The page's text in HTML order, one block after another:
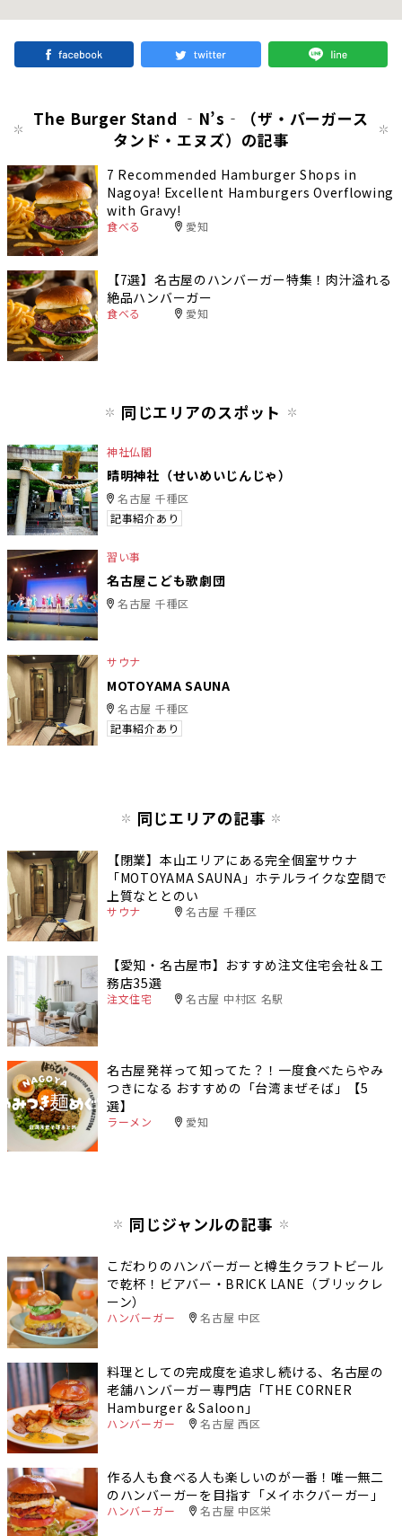
The Burger Stand ‐N’s‐（ザ・バーガース
タンド・エヌズ）の記事
7 Recommended Hamburger Shops in
Nagoya! Excellent Hamburgers Overflowing
with Gravy!
食べる 愛知
【7選】名古屋のハンバーガー特集！肉汁溢れる
絶品ハンバーガー
食べる 愛知
同じエリアのスポット
神社仏閣
晴明神社（せいめいじんじゃ）
名古屋 千種区
記事紹介あり
習い事
名古屋こども歌劇団
名古屋 千種区
サウナ
MOTOYAMA SAUNA
名古屋 千種区
記事紹介あり
同じエリアの記事
【閉業】本山エリアにある完全個室サウナ
「MOTOYAMA SAUNA」ホテルライクな空間で
上質なととのい
サウナ 名古屋 千種区
【愛知・名古屋市】おすすめ注文住宅会社＆工
務店35選
注文住宅 名古屋 中村区 名駅
名古屋発祥って知ってた？！一度食べたらやみ
つきになる おすすめの「台湾まぜそば」【5
選】
ラーメン 愛知
同じジャンルの記事
こだわりのハンバーガーと樽生クラフトビール
で乾杯！ビアバー・BRICK LANE（ブリックレ
ーン）
ハンバーガー 名古屋 中区
料理としての完成度を追求し続ける、名古屋の
老舗ハンバーガー専門店「THE CORNER
Hamburger & Saloon」
ハンバーガー 名古屋 西区
作る人も食べる人も楽しいのが一番！唯一無二
のハンバーガーを目指す「メイホクバーガー」
ハンバーガー 名古屋 中区栄